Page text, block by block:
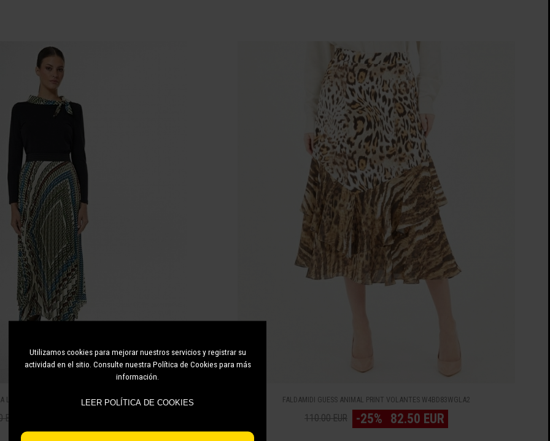
Utilizamos cookies para mejorar nuestros servicios y registrar su
actividad en el sitio. Consulte nuestra Política de Cookies para más
información.
LARGA PLISADA ESTAMPADA RASO FALDAMIDI GUESS ANIMAL PRINT VOLANTES W4BD83WGLA2
110.00 EUR -25% 82.50 EUR
LEER POLÍTICA DE COOKIES